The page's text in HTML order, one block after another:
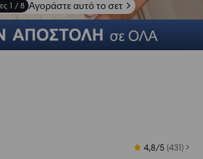
1 / 8 Αγοράστε αυτό το σετ
4,8/5 (431)